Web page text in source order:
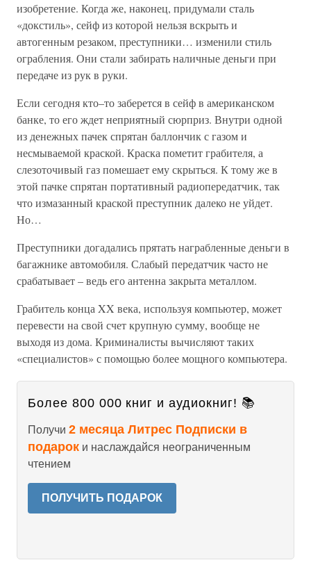
изобретение. Когда же, наконец, придумали сталь
«докстиль», сейф из которой нельзя вскрыть и
автогенным резаком, преступники… изменили стиль
ограбления. Они стали забирать наличные деньги при
передаче из рук в руки.
Если сегодня кто–то заберется в сейф в американском
банке, то его ждет неприятный сюрприз. Внутри одной
из денежных пачек спрятан баллончик с газом и
несмываемой краской. Краска пометит грабителя, а
слезоточивый газ помешает ему скрыться. К тому же в
этой пачке спрятан портативный радиопередатчик, так
что измазанный краской преступник далеко не уйдет.
Но…
Преступники догадались прятать награбленные деньги в
багажнике автомобиля. Слабый передатчик часто не
срабатывает – ведь его антенна закрыта металлом.
Грабитель конца XX века, используя компьютер, может
перевести на свой счет крупную сумму, вообще не
выходя из дома. Криминалисты вычисляют таких
«специалистов» с помощью более мощного компьютера.
Более 800 000 книг и аудиокниг! 📚
Получи 2 месяца Литрес Подписки в
подарок и наслаждайся неограниченным
чтением
ПОЛУЧИТЬ ПОДАРОК